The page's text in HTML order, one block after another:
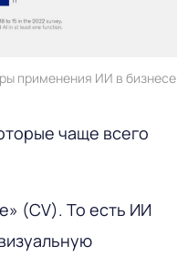
применения ИИ в бизнесе
чаще всего
(CV). То есть ИИ